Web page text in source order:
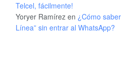
Telcel, fácilmente!
Yoryer Ramírez en ¿Cómo
Línea” sin entrar al WhatsApp?